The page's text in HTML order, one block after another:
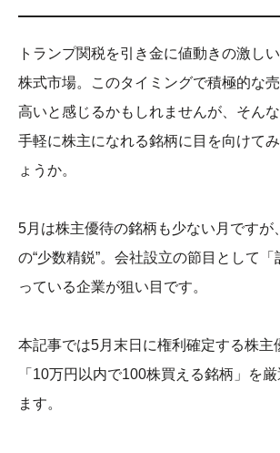
トランプ関税を引き金に値動きの激し
株式市場。このタイミングで積極的な
高いと感じるかもしれませんが、そん
手軽に株主になれる銘柄に目を向けて
ょうか。
5月は株主優待の銘柄も少ない月ですが
の“少数精鋭”。会社設立の節目として
っている企業が狙い目です。
本記事では5月末日に権利確定する株主
「10万円以内で100株買える銘柄」を
ます。